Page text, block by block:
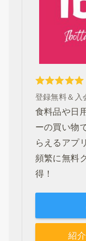
登録無料＆入
食料品や日
ーの買い物
らえるアプリ
頻繁に無料
得！
紹